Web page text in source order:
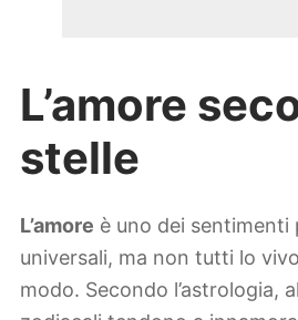
L’amore
stelle
L’amore è uno dei sentimenti
universali, ma non tutti lo
modo. Secondo l’astrologia,